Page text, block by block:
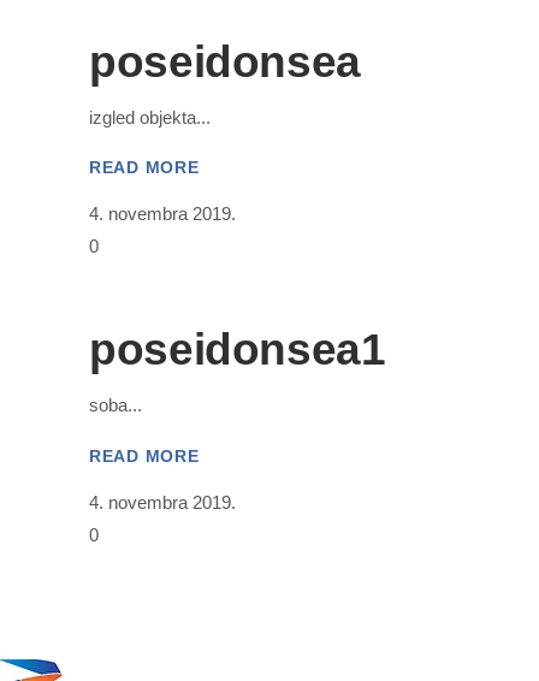
poseidonsea
izgled objekta
READ MORE
4. novembra 2019.
0
poseidonsea1
soba
READ MORE
4. novembra 2019.
0